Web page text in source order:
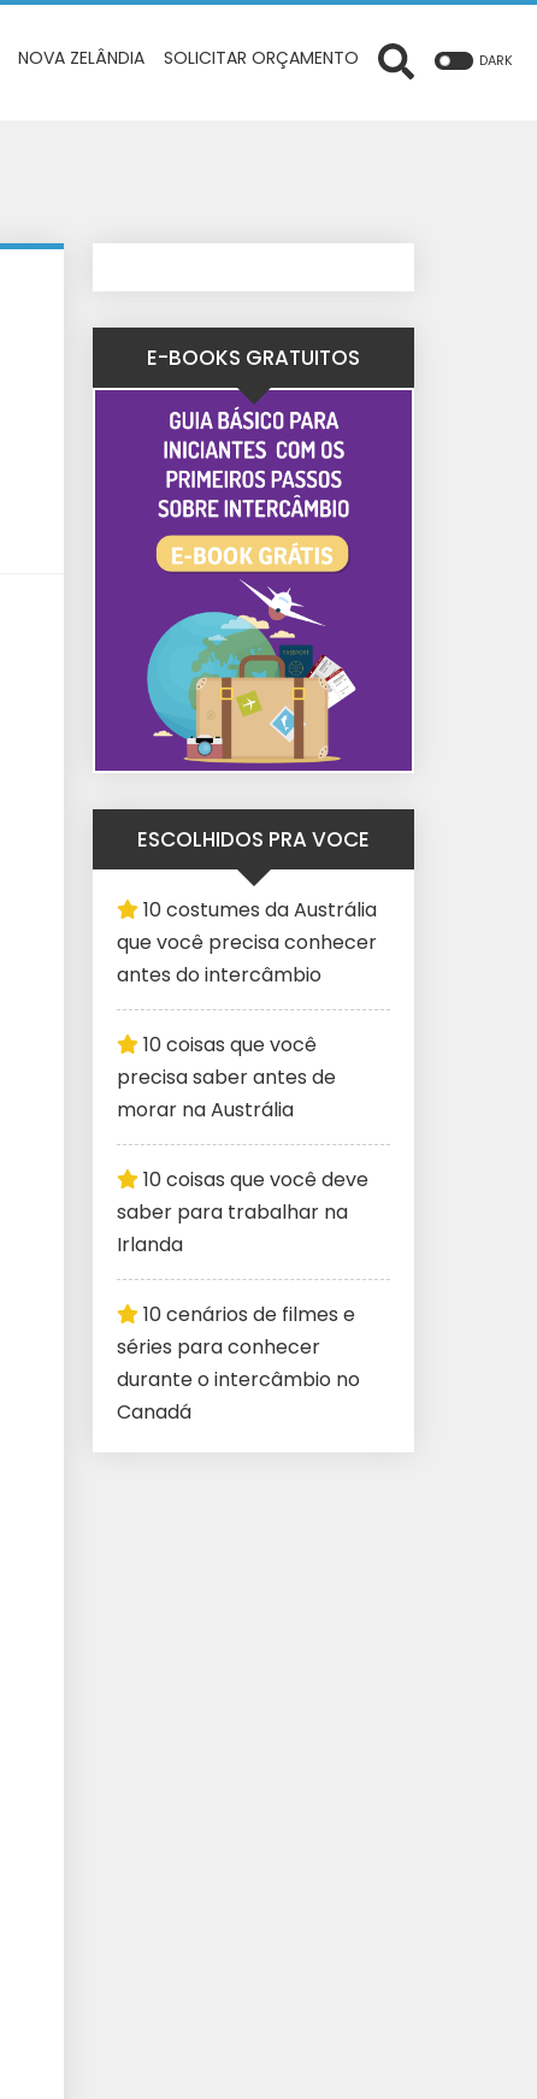
NOVA ZELÂNDIA SOLICITAR ORÇAMENTO DARK
E-BOOKS GRATUITOS
ESCOLHIDOS PRA VOCE
10 costumes da Austrália
que você precisa conhecer
antes do intercâmbio
10 coisas que você
precisa saber antes de
morar na Austrália
10 coisas que você deve
saber para trabalhar na
Irlanda
10 cenários de filmes e
séries para conhecer
durante o intercâmbio no
Canadá